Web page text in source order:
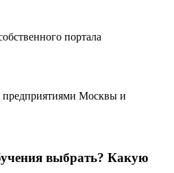
портала
Москвы и
выбрать? Какую